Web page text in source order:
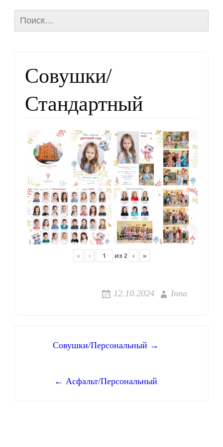
Найти:
Совушки/
Стандартный
« ‹ из 2 › »
12.10.2024 Inna
Навигация
Совушки/Персональный →
← Асфальт/Персональный